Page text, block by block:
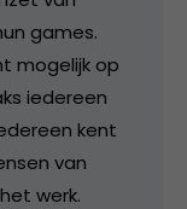
games.
mogelijk op
iedereen
kent
van
werk.